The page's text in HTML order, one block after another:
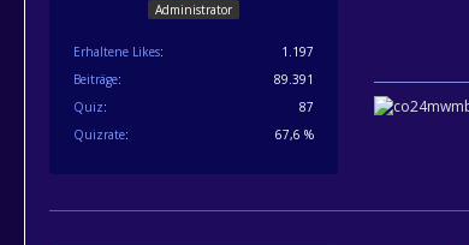
Administrator
Erhaltene Likes
1.197
Beiträge
89.391
Quiz
87
Quizrate
67,6 %